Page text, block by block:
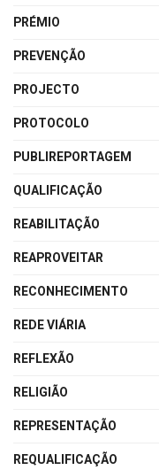
PRÉMIO
PREVENÇÃO
PROJECTO
PROTOCOLO
PUBLIREPORTAGEM
QUALIFICAÇÃO
REABILITAÇÃO
REAPROVEITAR
RECONHECIMENTO
REDE VIÁRIA
REFLEXÃO
RELIGIÃO
REPRESENTAÇÃO
REQUALIFICAÇÃO